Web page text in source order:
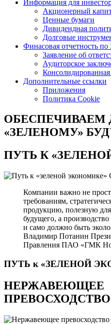
Информация для
Акционерный
Ценные бумаги
Дивидендная
Долговые
Финасовая отчетность
Заявление об
Аудиторское
Дополнительные ссылки
Приложения
Политика Cookie
ОБЕСПЕЧИВАЕМ
«ЗЕЛЕНОМУ»
ПУТЬ К
Компании важно не
требованиям,
продукцию, полезную
будущего, а
и само должно быть
Владимир Потанин
Правления ПАО «ГМК
ПУТЬ к «ЗЕЛЕНОЙ
НЕРЖАВЕЮЩЕЕ
ПРЕВОСХОДСТВО